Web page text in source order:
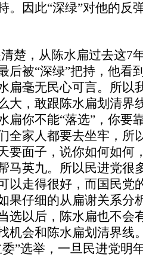
。因此“深绿”对他的反
楚，从陈水扁过去这7
后被“深绿”把持，他看
扁毫无民心可言。所以
大，敢跟陈水扁划清界
扁你不能“落选”，你要
全家人都要去坐牢，所
要面子，说你如何如何
马英九。所以民进党很
以走得很好，而国民党
果仔细的从扁谢关系分
选以后，陈水扁也不会
机会和陈水扁划清界线
”选举，一旦民进党明